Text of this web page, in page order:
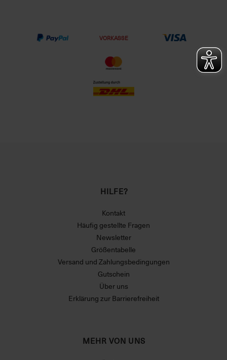
VORKASSE
HILFE?
Kontakt
Häufig gestellte Fragen
Newsletter
Größentabelle
Versand und Zahlungsbedingungen
Gutschein
Über uns
Erklärung zur Barrierefreiheit
MEHR VON UNS